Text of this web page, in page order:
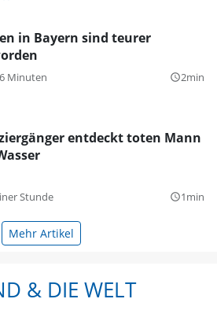
in Bayern sind teurer
Minuten query_builder2min
entdeckt toten Mann
Stunde query_builder1min
Mehr Artikel
& DIE WELT